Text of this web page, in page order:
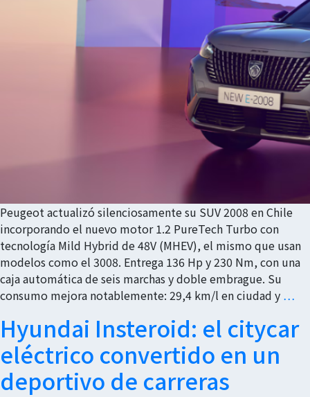
Peugeot actualizó silenciosamente su SUV 2008 en Chile
incorporando el nuevo motor 1.2 PureTech Turbo con
tecnología Mild Hybrid de 48V (MHEV), el mismo que usan
modelos como el 3008. Entrega 136 Hp y 230 Nm, con una
caja automática de seis marchas y doble embrague. Su
consumo mejora notablemente: 29,4 km/l en ciudad y …
Hyundai Insteroid: el citycar
eléctrico convertido en un
deportivo de carreras